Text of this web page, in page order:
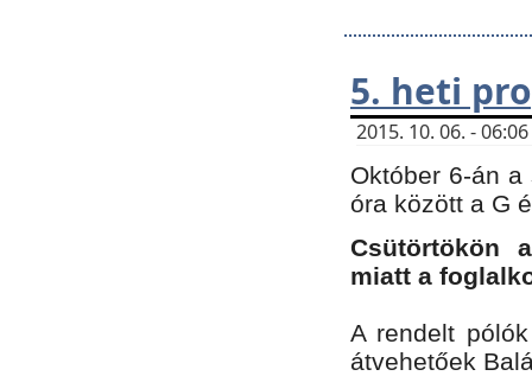
5. heti
2015. 10. 06. -
Október 6-án
óra között a G
Csütörtökön
miatt a
A rendelt
átvehetőek